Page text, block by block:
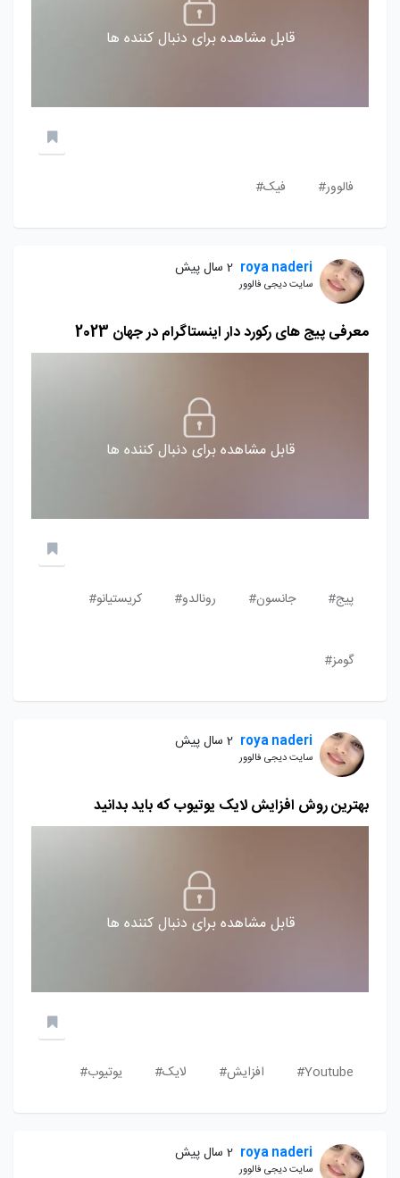
قابل مشاهده برای دنبال کننده ها
فالوور# فیک#
roya naderi 2 سال پیش
سایت دیجی فالوور
معرفی پیج های رکورد دار اینستاگرام در جهان 2023
قابل مشاهده برای دنبال کننده ها
پیج# جانسون# رونالدو# کریستیانو#
گومز#
roya naderi 2 سال پیش
سایت دیجی فالوور
بهترین روش افزایش لایک یوتیوب که باید بدانید
قابل مشاهده برای دنبال کننده ها
Youtube# افزایش# لایک# یوتیوب#
roya naderi 2 سال پیش
سایت دیجی فالوور